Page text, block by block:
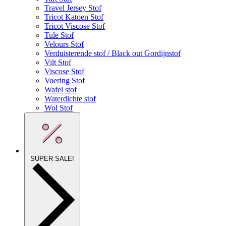
Travel Jersey Stof
Tricot Katoen Stof
Tricot Viscose Stof
Tule Stof
Velours Stof
Verduisterende stof / Black out Gordijnstof
Vilt Stof
Viscose Stof
Voering Stof
Wafel stof
Waterdichte stof
Wol Stof
SUPER SALE!